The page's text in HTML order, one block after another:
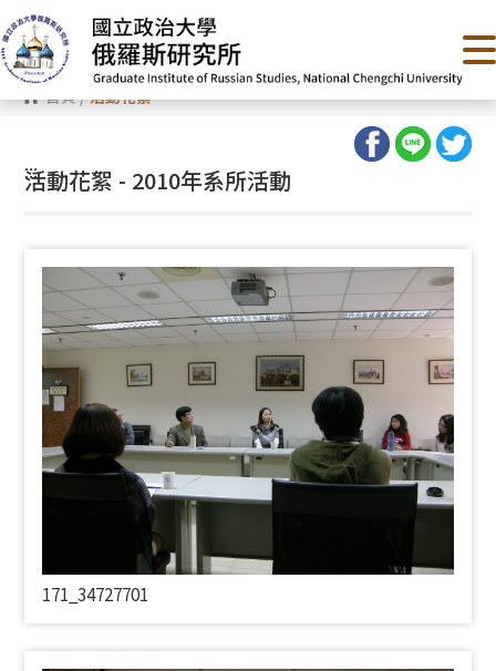
跳
到
主
要
內
容 首頁/活動花絮
:::
活動花絮 - 2010年系所活動
171_34727701